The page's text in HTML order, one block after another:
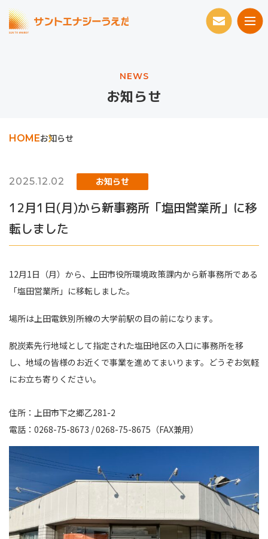
NEWS
お知らせ
HOMEお知らせ
2025.12.02 お知らせ
12月1日(月)から新事務所「塩田営業所」に移
転しました
12月1日（月）から、上田市役所環境政策課内から新事務所である
「塩田営業所」に移転しました。
場所は上田電鉄別所線の大学前駅の目の前になります。
脱炭素先行地域として指定された塩田地区の入口に事務所を移
し、地域の皆様のお近くで事業を進めてまいります。どうぞお気軽
にお立ち寄りください。
住所：上田市下之郷乙281-2
電話：0268-75-8673 / 0268-75-8675（FAX兼用）